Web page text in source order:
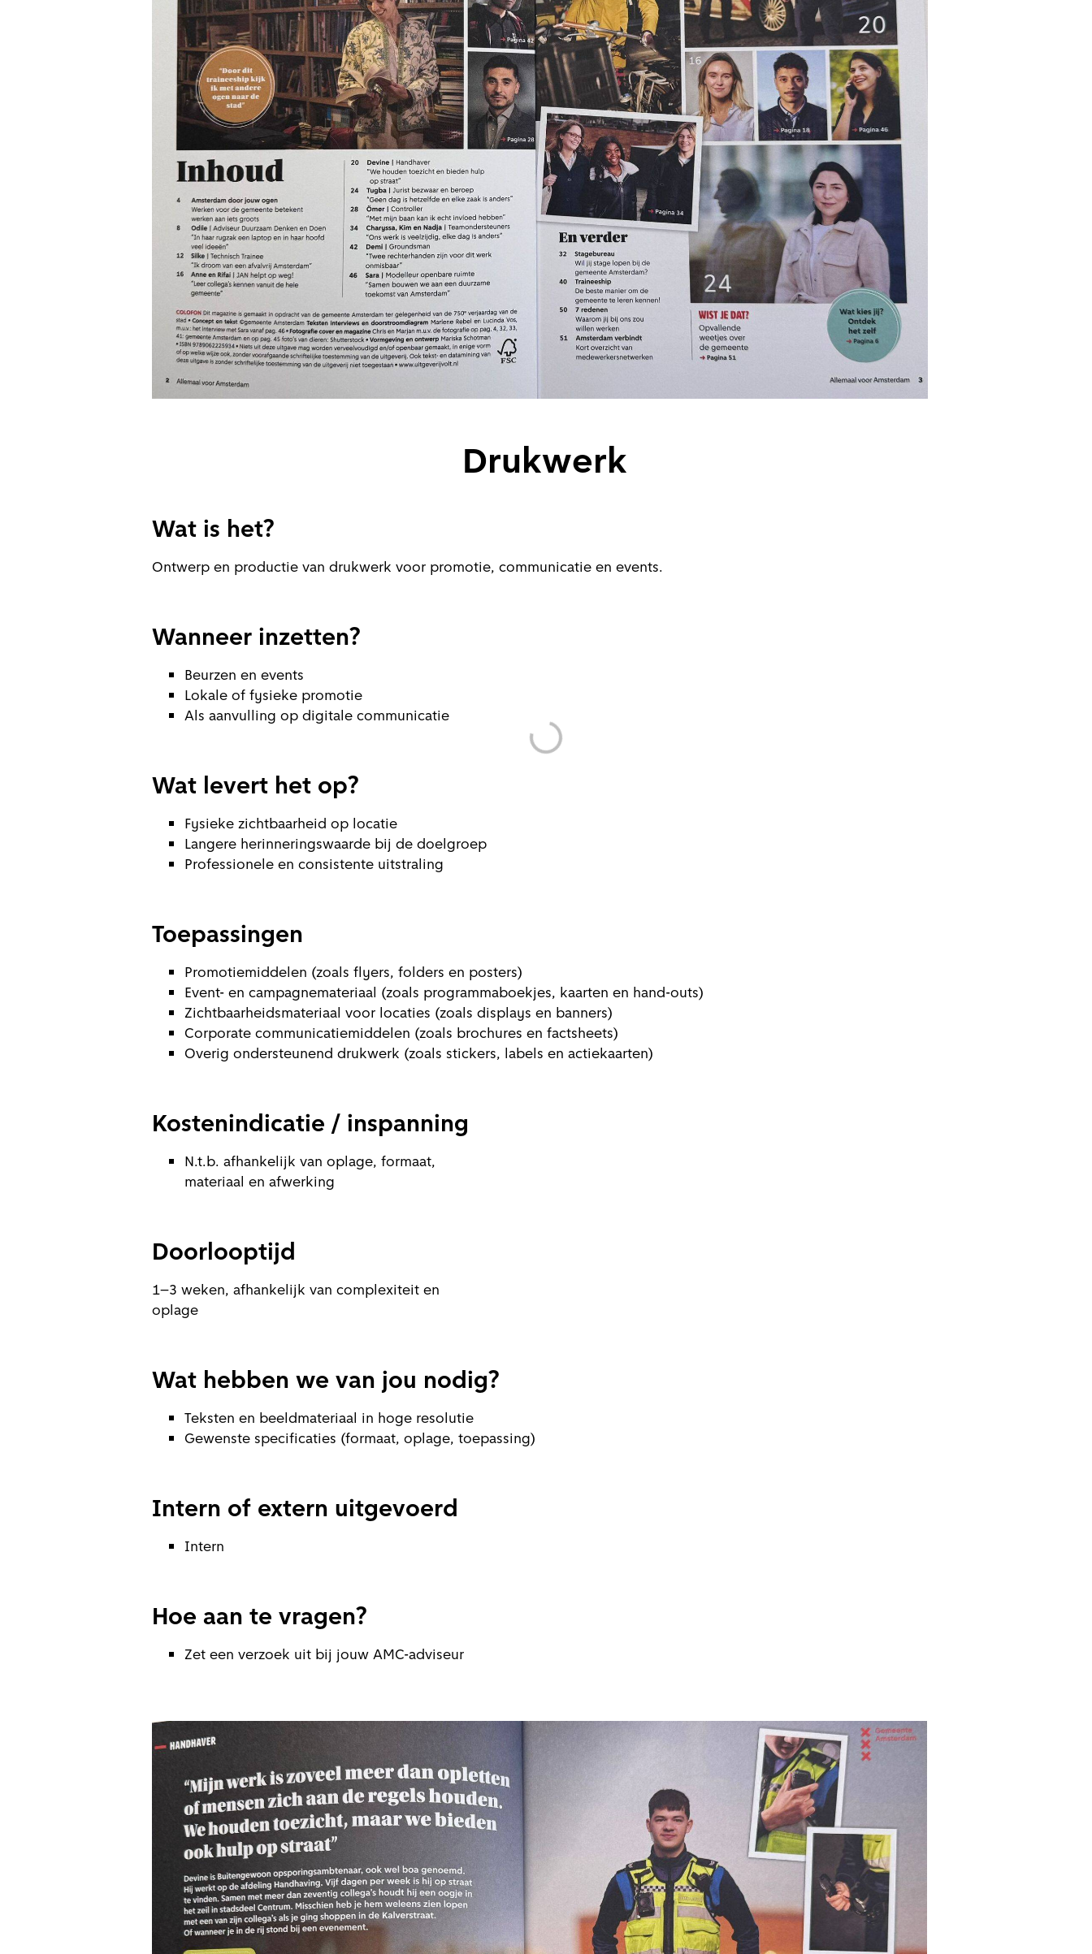
Drukwerk
Wat is het?
Ontwerp en productie van drukwerk voor promotie, communicatie en events.
Wanneer inzetten?
Beurzen en events
Lokale of fysieke promotie
Als aanvulling op digitale communicatie
Wat levert het op?
Fysieke zichtbaarheid op locatie
Langere herinneringswaarde bij de doelgroep
Professionele en consistente uitstraling
Toepassingen
Promotiemiddelen (zoals flyers, folders en posters)
Event- en campagnemateriaal (zoals programmaboekjes, kaarten en hand-outs)
Zichtbaarheidsmateriaal voor locaties (zoals displays en banners)
Corporate communicatiemiddelen (zoals brochures en factsheets)
Overig ondersteunend drukwerk (zoals stickers, labels en actiekaarten)
Kostenindicatie / inspanning
N.t.b. afhankelijk van oplage, formaat,
materiaal en afwerking
Doorlooptijd
1–3 weken, afhankelijk van complexiteit en
oplage
Wat hebben we van jou nodig?
Teksten en beeldmateriaal in hoge resolutie
Gewenste specificaties (formaat, oplage, toepassing)
Intern of extern uitgevoerd
Intern
Hoe aan te vragen?
Zet een verzoek uit bij jouw AMC-adviseur